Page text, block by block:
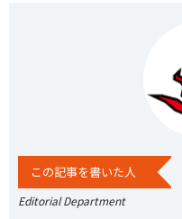
この記事を書いた人
Editorial Department